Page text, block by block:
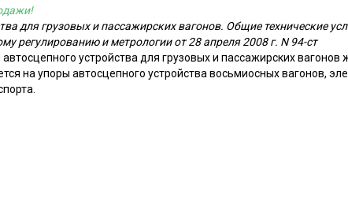
для грузовых и пассажирских вагонов. Общие технические
регулированию и метрологии от 28 апреля 2008 г. N 94-ст
устройства для грузовых и пассажирских вагонов
на упоры автосцепного устройства восьмиосных вагонов,